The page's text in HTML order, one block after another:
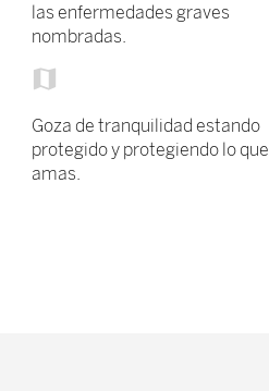
las enfermedades graves
nombradas.
Goza de tranquilidad estando
protegido y protegiendo lo que
amas.